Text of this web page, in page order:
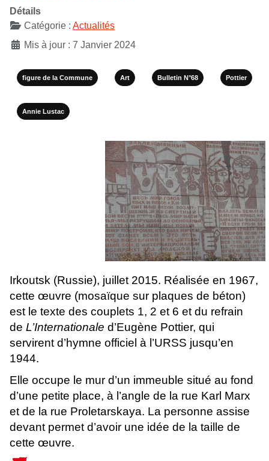
Détails
Catégorie : Actualités
Mis à jour : 7 Janvier 2024
figure de la Commune Art Bulletin N°68 Pottier
Annie Lustac
Irkoutsk (Russie), juillet 2015. Réalisée en 1967,
cette œuvre (mosaïque sur plaques de béton)
est le texte des couplets 1, 2 et 6 et du refrain
de L’Internationale d’Eugène Pottier, qui
servirent d’hymne officiel à l’URSS jusqu’en
1944.
Elle occupe le mur d’un immeuble situé au fond
d’une petite place, à l’angle de la rue Karl Marx
et de la rue Proletarskaya. La personne assise
devant permet d’avoir une idée de la taille de
cette œuvre.